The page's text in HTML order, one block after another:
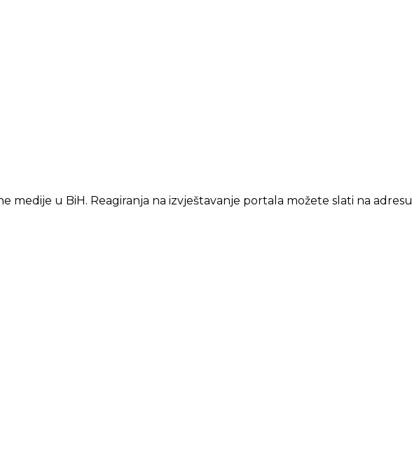
medije u BiH. Reagiranja na izvještavanje portala možete slati na adresu